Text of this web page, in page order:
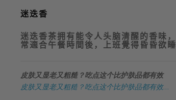
迷迭香
迷迭香茶拥有能令人头脑清醒的香味
常適合午餐時間後，上班覺得昏昏欲
皮肤又显老又粗糙？吃点这个比护肤品都有效
皮肤又显老又粗糙？吃点这个比护肤品都有效...